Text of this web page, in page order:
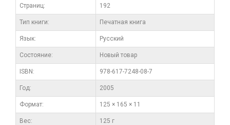
Cтраниц: 192
Тип книги: Печатная книга
Язык: Русский
Состояние: Новый товар
ISBN: 978-617-7248-08-7
Год: 2005
Формат: 125 × 165 × 11
Вес: 125 г